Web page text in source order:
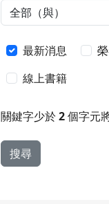
搜尋範圍
最新消息
線上書籍
關鍵字少於2個字元
搜尋